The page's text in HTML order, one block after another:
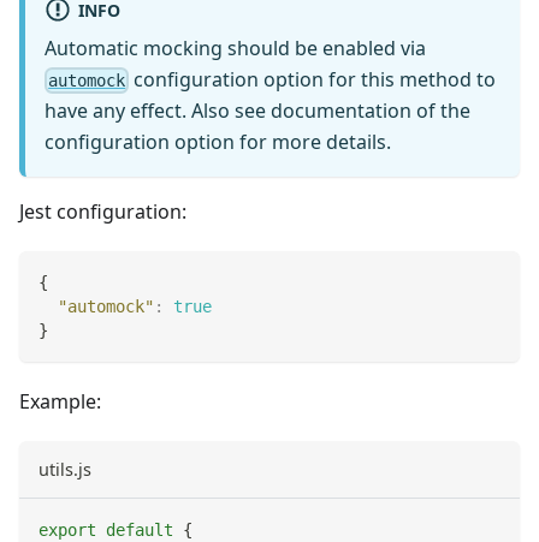
INFO
Automatic mocking should be enabled via
automock configuration option for this method to
have any effect. Also see documentation of the
configuration option for more details.
Jest configuration:
{
"automock" :
true
}
Example:
utils.js
export default
{